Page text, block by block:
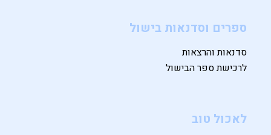
ספרים וסדנאות בישול
סדנאות והרצאות
לרכישת ספר הבישול
לאכול טוב